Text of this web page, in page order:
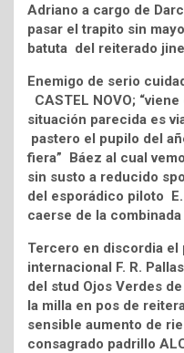
Adriano a cargo de Darci
pasar el trapito sin
batuta del reiterado
Enemigo de serio
CASTEL NOVO;
situación parecida es
pastero el pupilo del
fiera” Báez al cual
sin susto a reducido
del esporádico piloto E.
caerse de la combinada
Tercero en discordia
internacional F. R.
del stud Ojos Verdes
la milla en pos de
sensible aumento de
consagrado padrillo